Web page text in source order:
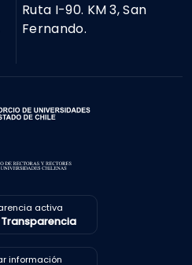
Ruta I-90. KM 3, San
Fernando.
activa
Transparencia
información